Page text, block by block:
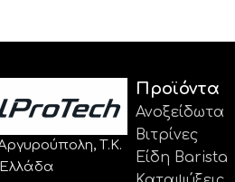
Τ.Κ.
Ελλάδα
Προϊόντα
Ανοξείδωτα
Βιτρίνες
Είδη Barista